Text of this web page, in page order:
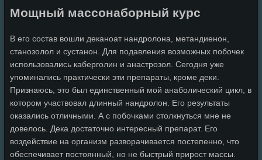
Мощный массонаборный курс
В его состав вошли деканоат нандролона, метандиенон,
станозолол и сустанон. Для подавления возможных побочек
использовались каберголин и анастрозол. Сегодня уже
упоминались практически эти препараты, кроме деки.
Признаюсь, это был единственный мой анаболический цикл, в
котором участвовал длинный нандролон. Его результаты
оказались отличными. А с побочками столкнуться мне не
довелось. Дека достаточно интересный препарат. Его
воздействие на организм разворачивается постепенно, что
обеспечивает постоянный, но не быстрый прирост массы.